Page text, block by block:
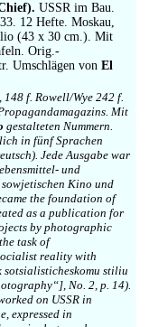
USSR im Bau.
12 Hefte. Moskau,
(43 x 30 cm.). Mit
Orig.-
Umschlägen von El
f. Rowell/Wye 242 f.
Mit
gestalteten Nummern.
in fünf Sprachen
Jede Ausgabe war
und
Kino und
the foundation of
as a publication for
by photographic
task of
reality with
sotsialisticheskomu stiliu
No. 2, p. 14).
on USSR in
expressed in